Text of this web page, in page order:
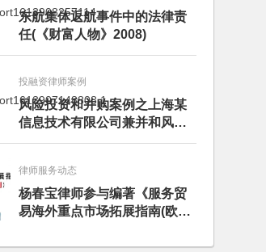
东航集体返航事件中的法律责
任(《财富人物》2008)
投融资律师案例
风险投资和并购案例之上海某
信息技术有限公司兼并和风险
投资服务
律师服务动态
杨春宝律师参与编著《服务贸
易海外重点市场拓展指南(欧洲